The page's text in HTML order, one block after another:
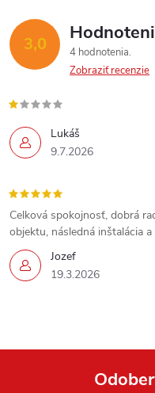
p
r
v
k
y
v
ý
p
u
3,0
4 hodnotenia
Zobraziť recenzie
Lukáš
9.7.2026
Jozef
19.3.2026
Celková spokojnosť, dobrá
objektu, následná inštalácia